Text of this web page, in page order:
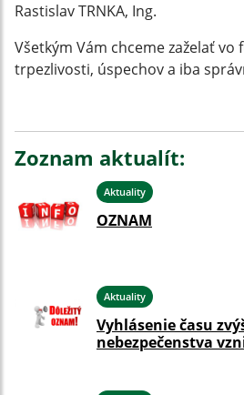
Rastislav TRNKA, Ing.
Všetkým Vám chceme zaželať vo
trpezlivosti, úspechov a iba
Zoznam aktualít:
Aktuality
OZNAM
Aktuality
Vyhlásenie času
nebezpečenstva